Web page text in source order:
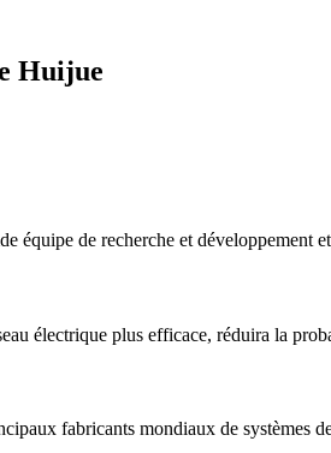
Huijue
équipe de recherche et développement
électrique plus efficace, réduira la
fabricants mondiaux de systèmes